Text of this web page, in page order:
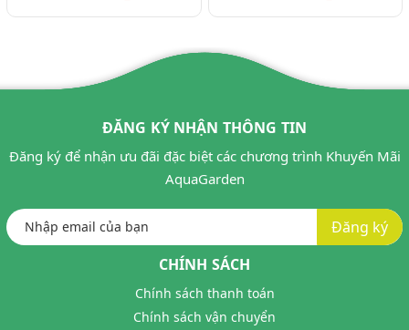
ĐĂNG KÝ NHẬN THÔNG TIN
Đăng ký để nhận ưu đãi đặc biệt các chương trình Khuyến Mãi
AquaGarden
Đăng ký
CHÍNH SÁCH
Chính sách thanh toán
Chính sách vận chuyển